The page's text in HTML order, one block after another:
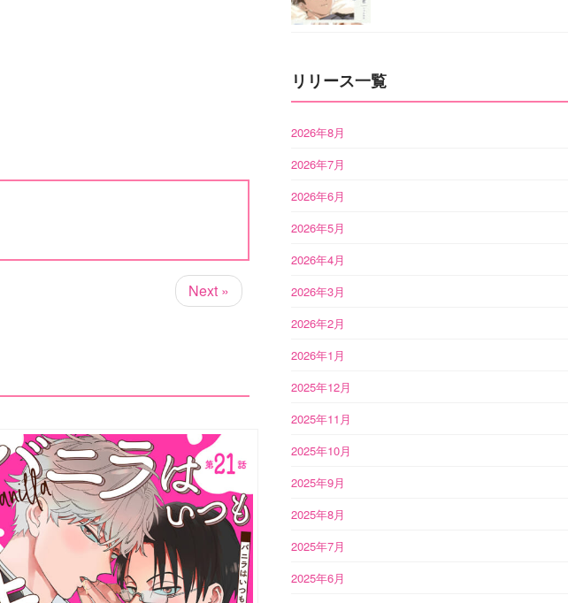
Next »
リリース一覧
2026年8月
2026年7月
2026年6月
2026年5月
2026年4月
2026年3月
2026年2月
2026年1月
2025年12月
2025年11月
2025年10月
2025年9月
2025年8月
2025年7月
2025年6月